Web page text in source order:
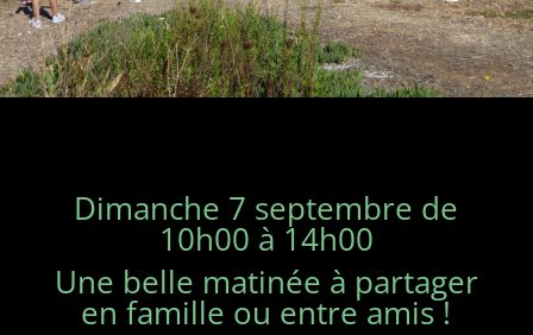
Dimanche 7 septembre de
10h00 à 14h00
Une belle matinée à partager
en famille ou entre amis !